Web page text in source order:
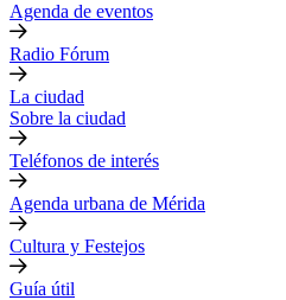
Agenda de eventos
Radio Fórum
La ciudad
Sobre la ciudad
Teléfonos de interés
Agenda urbana de Mérida
Cultura y Festejos
Guía útil